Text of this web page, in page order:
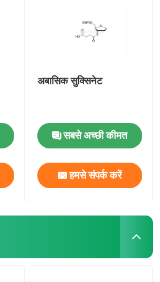
अबासिक सुक्सिनेट
सबसे अच्छी कीमत
हमसे संपर्क करें